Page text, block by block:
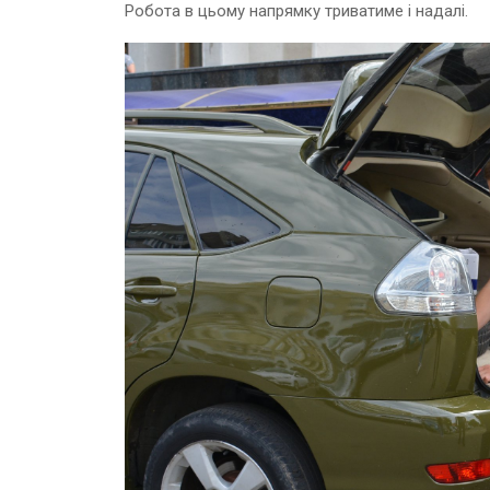
Робота в цьому напрямку триватиме і надалі.